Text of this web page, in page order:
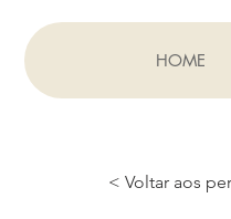
HOME
< Voltar aos